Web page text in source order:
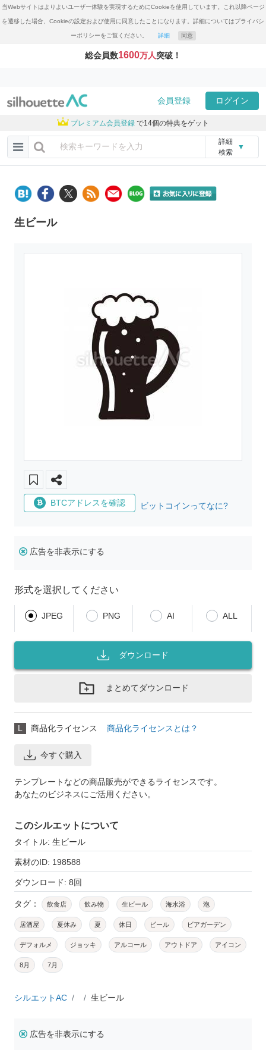
当Webサイトはよりよいユーザー体験を実現するためにCookieを使用しています。これ以降ページ
を遷移した場合、Cookieの設定および使用に同意したことになります。詳細についてはプライバシ
ーポリシーをご覧ください。 詳細 同意
総会員数1600万人突破！
会員登録 ログイン
プレミアム会員登録 で14個の特典をゲット
詳細
検索
▼
生ビール
BTCアドレスを確認 ビットコインってなに?
広告を非表示にする
形式を選択してください
JPEG PNG AI ALL
ダウンロード
まとめてダウンロード
L 商品化ライセンス 商品化ライセンスとは？
今すぐ購入
テンプレートなどの商品販売ができるライセンスです。
あなたのビジネスにご活用ください。
このシルエットについて
タイトル: 生ビール
素材のID: 198588
ダウンロード: 8回
タグ： 飲食店 飲み物 生ビール 海水浴 泡
居酒屋 夏休み 夏 休日 ビール ビアガーデン
デフォルメ ジョッキ アルコール アウトドア アイコン
8月 7月
シルエットAC 生ビール
広告を非表示にする